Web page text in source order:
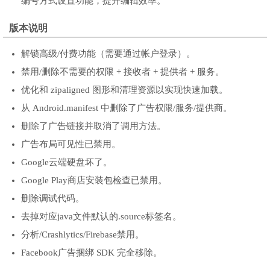
版本说明
解锁高级/付费功能（需要通过帐户登录）。
禁用/删除不需要的权限 + 接收者 + 提供者 + 服务。
优化和 zipaligned 图形和清理资源以实现快速加载。
从 Android.manifest 中删除了广告权限/服务/提供商。
删除了广告链接并取消了调用方法。
广告布局可见性已禁用。
Google云端硬盘坏了。
Google Play商店安装包检查已禁用。
删除调试代码。
去掉对应java文件默认的.source标签名。
分析/Crashlytics/Firebase禁用。
Facebook广告捆绑 SDK 完全移除。